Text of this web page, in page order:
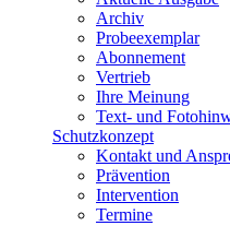
Archiv
Probeexemplar
Abonnement
Vertrieb
Ihre Meinung
Text- und
Schutzkonzept
Kontakt und
Prävention
Intervention
Termine